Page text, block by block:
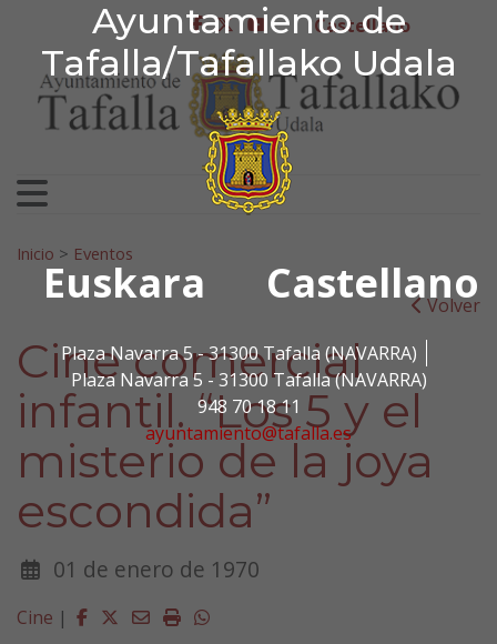
Ayuntamiento de
Tafalla/Tafallako Udala
Euskara Castellano
Plaza Navarra 5 - 31300 Tafalla (NAVARRA)
Plaza Navarra 5 - 31300 Tafalla (NAVARRA)
948 70 18 11
ayuntamiento@tafalla.es
Ir al contenido
Ayuntamiento de
facebook
twitter
youtubeCastellano
Search for:
Inicio > Eventos
Volver
Cine comercial
infantil. “Los 5 y el
misterio de la joya
escondida”
01 de enero de 1970
Cine | Facebook
Twitter
EmailImprimirWhatsapp